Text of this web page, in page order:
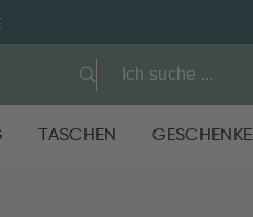
TASCHEN GESCHENKE